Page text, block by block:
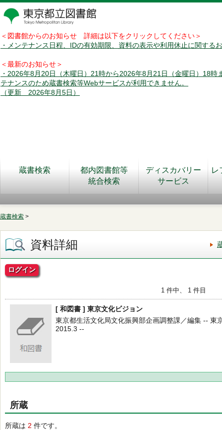
＜図書館からのお知らせ 詳細は以下をクリックしてください＞
・メンテナンス日程、IDの有効期限、資料の表示や利用休止に関する
＜最新のお知らせ＞
・2026年8月20日（木曜日）21時から2026年8月21日（金曜日）18時
テナンスのため蔵書検索等Webサービスが利用できません。
（更新 2026年8月5日）
蔵書検索
都内図書館等
統合検索
ディスカバリー
サービス
レ
蔵書検索 >
資料詳細
ログイン
1 件中、 1 件目
[ 和図書 ] 東京文化ビジョン
東京都生活文化局文化振興部企画調整課／編集 -- 東
2015.3 --
所蔵
所蔵は 2 件です。